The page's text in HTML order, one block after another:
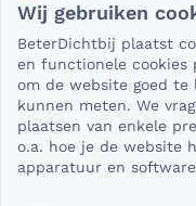
essentieel dat die
die gegevens niet in
op rekenen bij
Lees verder
Wij gebruiken
BeterDichtbij plaatst
en functionele cookies
om de website goed
kunnen meten. We
plaatsen van enkele
o.a. hoe je de website
apparatuur en